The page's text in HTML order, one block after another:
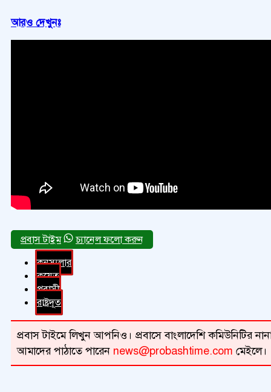
আরও দেখুনঃ
চ্যানেল ফলো করুন
কনস্যুলার
কুয়েত
প্রবাসী
রাষ্ট্রদূত
প্রবাস টাইমে লিখুন আপনিও। প্রবাসে বাংলাদেশি কমিউনিটির
আমাদের পাঠাতে পারেন news@probashtime.com মেইলে।